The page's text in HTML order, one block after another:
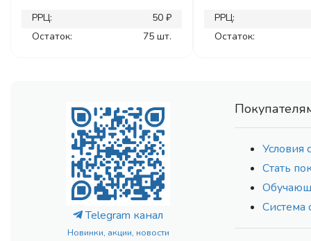
РРЦ:
50 ₽
Остаток:
75 шт.
РРЦ:
Остаток:
Telegram канал
Новинки, акции, новости
Условия
Стать
Система